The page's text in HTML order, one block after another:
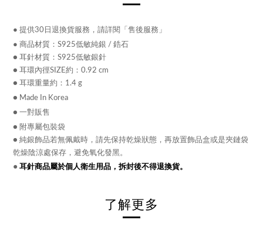
● 提供30日退換貨服務，請詳閱「售後服務」
● 商品材質： S925低敏純銀 / 鋯石
● 耳針材質：S925低敏銀針
● 耳環內徑SIZE約：0.92 cm
● 耳環重量約：1.4 g
● Made In Korea
● 一對販售
● 附專屬包裝袋
● 純銀飾品若無佩戴時，請先保持乾燥狀態，再放置飾品盒或是夾鏈袋
乾燥陰涼處保存，避免氧化發黑。
● 耳針商品屬於個人衛生用品，拆封後不得退換貨。
了解更多